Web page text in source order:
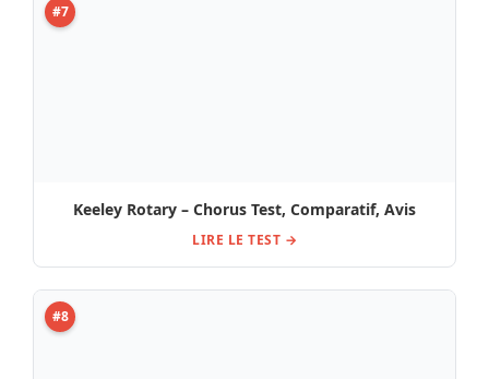
#7
Keeley Rotary – Chorus Test, Comparatif, Avis
LIRE LE TEST →
#8